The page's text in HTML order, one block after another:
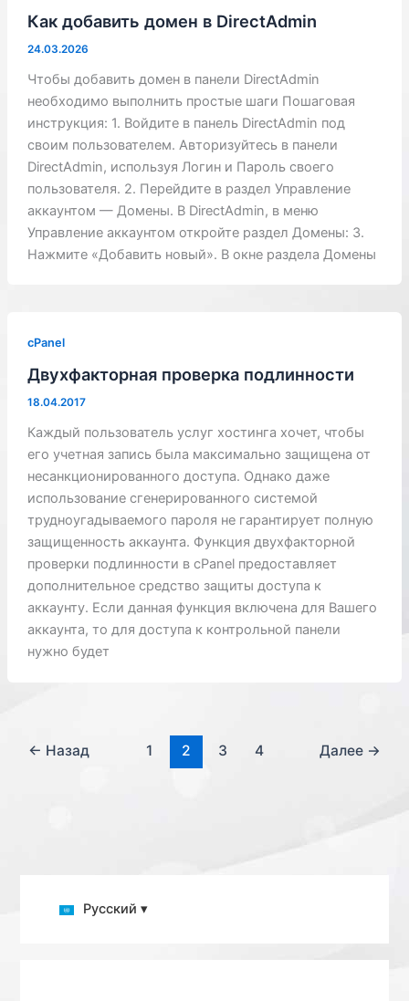
Как добавить домен в DirectAdmin
24.03.2026
Чтобы добавить домен в панели DirectAdmin
необходимо выполнить простые шаги Пошаговая
инструкция: 1. Войдите в панель DirectAdmin под
своим пользователем. Авторизуйтесь в панели
DirectAdmin, используя Логин и Пароль своего
пользователя. 2. Перейдите в раздел Управление
аккаунтом — Домены. В DirectAdmin, в меню
Управление аккаунтом откройте раздел Домены: 3.
Нажмите «Добавить новый». В окне раздела Домены
cPanel
Двухфакторная проверка подлинности
18.04.2017
Каждый пользователь услуг хостинга хочет, чтобы
его учетная запись была максимально защищена от
несанкционированного доступа. Однако даже
использование сгенерированного системой
трудноугадываемого пароля не гарантирует полную
защищенность аккаунта. Функция двухфакторной
проверки подлинности в cPanel предоставляет
дополнительное средство защиты доступа к
аккаунту. Если данная функция включена для Вашего
аккаунта, то для доступа к контрольной панели
нужно будет
← Назад 1 2 3 4 Далее →
Русский ▾